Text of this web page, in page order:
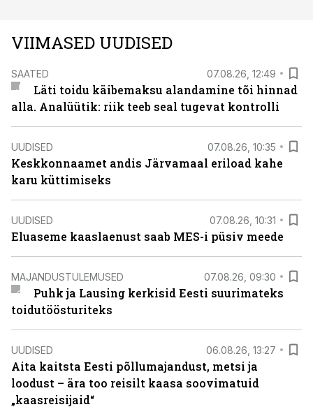
VIIMASED UUDISED
SAATED 07.08.26, 12:49
Läti toidu käibemaksu alandamine tõi hinnad
alla. Analüütik: riik teeb seal tugevat kontrolli
UUDISED 07.08.26, 10:35
Keskkonnaamet andis Järvamaal eriload kahe
karu küttimiseks
UUDISED 07.08.26, 10:31
Eluaseme kaaslaenust saab MES-i püsiv meede
MAJANDUSTULEMUSED 07.08.26, 09:30
Puhk ja Lausing kerkisid Eesti suurimateks
toidutöösturiteks
UUDISED 06.08.26, 13:27
Aita kaitsta Eesti põllumajandust, metsi ja
loodust – ära too reisilt kaasa soovimatuid
„kaasreisijaid“